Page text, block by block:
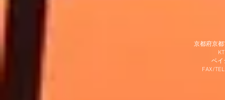
京都府京
ベイ
FAX/